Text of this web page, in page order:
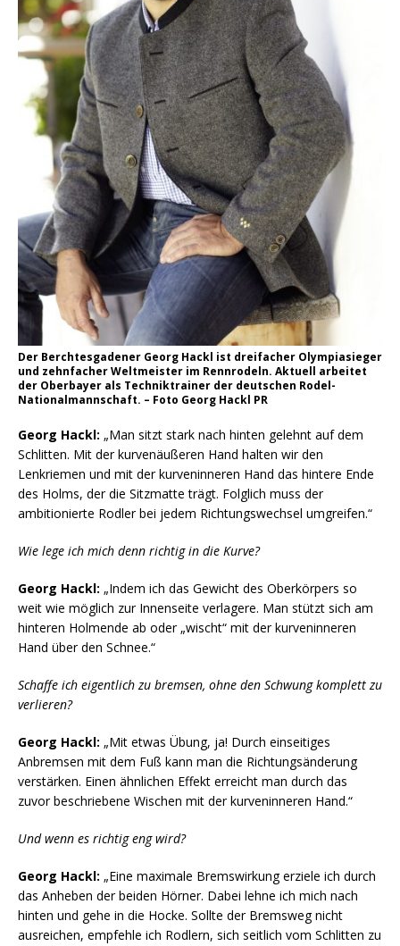
Der Berchtesgadener Georg Hackl ist dreifacher Olympiasieger
und zehnfacher Weltmeister im Rennrodeln. Aktuell arbeitet
der Oberbayer als Techniktrainer der deutschen Rodel-
Nationalmannschaft. – Foto Georg Hackl PR
Georg Hackl: „Man sitzt stark nach hinten gelehnt auf dem
Schlitten. Mit der kurvenäußeren Hand halten wir den
Lenkriemen und mit der kurveninneren Hand das hintere Ende
des Holms, der die Sitzmatte trägt. Folglich muss der
ambitionierte Rodler bei jedem Richtungswechsel umgreifen.“
Wie lege ich mich denn richtig in die Kurve?
Georg Hackl: „Indem ich das Gewicht des Oberkörpers so
weit wie möglich zur Innenseite verlagere. Man stützt sich am
hinteren Holmende ab oder „wischt“ mit der kurveninneren
Hand über den Schnee.“
Schaffe ich eigentlich zu bremsen, ohne den Schwung komplett zu
verlieren?
Georg Hackl: „Mit etwas Übung, ja! Durch einseitiges
Anbremsen mit dem Fuß kann man die Richtungsänderung
verstärken. Einen ähnlichen Effekt erreicht man durch das
zuvor beschriebene Wischen mit der kurveninneren Hand.“
Und wenn es richtig eng wird?
Georg Hackl: „Eine maximale Bremswirkung erziele ich durch
das Anheben der beiden Hörner. Dabei lehne ich mich nach
hinten und gehe in die Hocke. Sollte der Bremsweg nicht
ausreichen, empfehle ich Rodlern, sich seitlich vom Schlitten zu